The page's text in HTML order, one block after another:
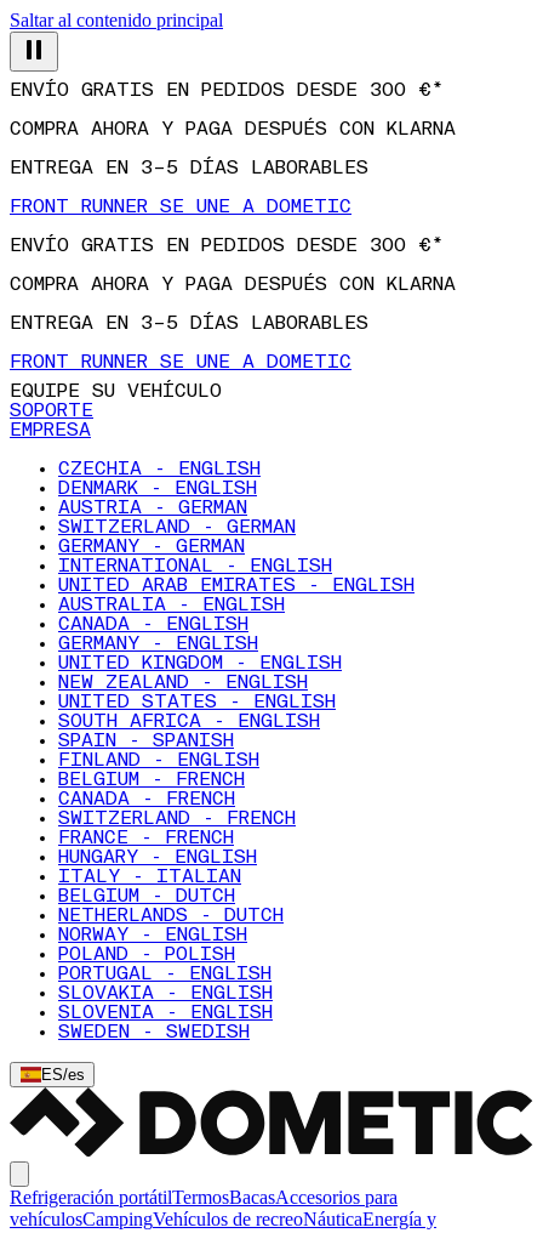
Saltar al contenido principal
ENVÍO GRATIS EN PEDIDOS DESDE 300 €*
COMPRA AHORA Y PAGA DESPUÉS CON KLARNA
ENTREGA EN 3–5 DÍAS LABORABLES
FRONT RUNNER SE UNE A DOMETIC
ENVÍO GRATIS EN PEDIDOS DESDE 300 €*
COMPRA AHORA Y PAGA DESPUÉS CON KLARNA
ENTREGA EN 3–5 DÍAS LABORABLES
FRONT RUNNER SE UNE A DOMETIC
EQUIPE SU VEHÍCULO
SOPORTE
EMPRESA
CZECHIA - ENGLISH
DENMARK - ENGLISH
AUSTRIA - GERMAN
SWITZERLAND - GERMAN
GERMANY - GERMAN
INTERNATIONAL - ENGLISH
UNITED ARAB EMIRATES - ENGLISH
AUSTRALIA - ENGLISH
CANADA - ENGLISH
GERMANY - ENGLISH
UNITED KINGDOM - ENGLISH
NEW ZEALAND - ENGLISH
UNITED STATES - ENGLISH
SOUTH AFRICA - ENGLISH
SPAIN - SPANISH
FINLAND - ENGLISH
BELGIUM - FRENCH
CANADA - FRENCH
SWITZERLAND - FRENCH
FRANCE - FRENCH
HUNGARY - ENGLISH
ITALY - ITALIAN
BELGIUM - DUTCH
NETHERLANDS - DUTCH
NORWAY - ENGLISH
POLAND - POLISH
PORTUGAL - ENGLISH
SLOVAKIA - ENGLISH
SLOVENIA - ENGLISH
SWEDEN - SWEDISH
ES/es
Refrigeración portátilTermosBacasAccesorios para
vehículosCampingVehículos de recreoNáuticaEnergía y